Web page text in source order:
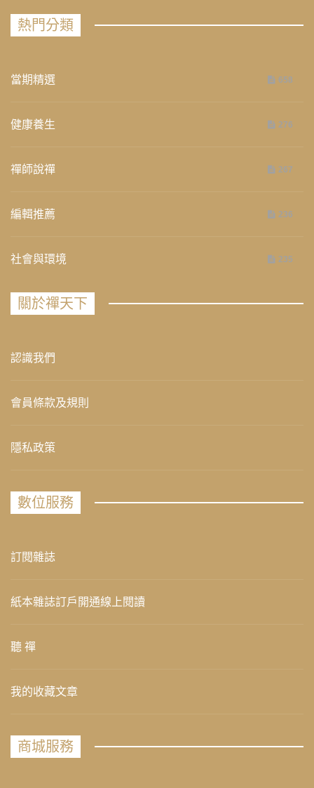
熱門分類
當期精選 658
健康養生 276
禪師說禪 267
編輯推薦 236
社會與環境 235
關於禪天下
認識我們
會員條款及規則
隱私政策
數位服務
訂閱雜誌
紙本雜誌訂戶開通線上閱讀
聽 禪
我的收藏文章
商城服務